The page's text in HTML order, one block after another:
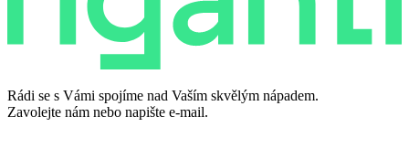
Rádi se s Vámi spojíme nad Vaším skvělým nápadem.
Zavolejte nám nebo napište e-mail.